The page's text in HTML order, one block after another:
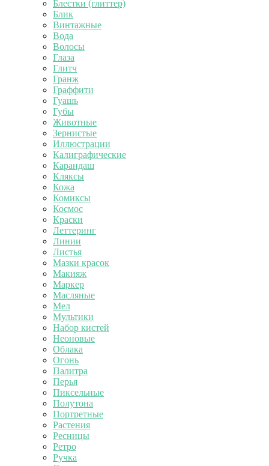
Блестки (глиттер)
Блик
Винтажные
Вода
Волосы
Глаза
Глитч
Гранж
Граффити
Гуашь
Губы
Животные
Зернистые
Иллюстрации
Калиграфические
Карандаш
Кляксы
Кожа
Комиксы
Космос
Краски
Леттеринг
Линии
Листья
Мазки красок
Макияж
Маркер
Масляные
Мел
Мультики
Набор кистей
Неоновые
Облака
Огонь
Палитра
Перья
Пиксельные
Полутона
Портретные
Растения
Ресницы
Ретро
Ручка